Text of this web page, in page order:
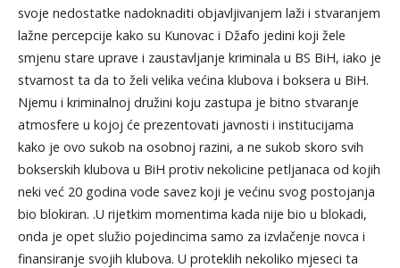
svoje nedostatke nadoknaditi objavljivanjem laži i stvaranjem
lažne percepcije kako su Kunovac i Džafo jedini koji žele
smjenu stare uprave i zaustavljanje kriminala u BS BiH, iako je
stvarnost ta da to želi velika većina klubova i boksera u BiH.
Njemu i kriminalnoj družini koju zastupa je bitno stvaranje
atmosfere u kojoj će prezentovati javnosti i institucijama
kako je ovo sukob na osobnoj razini, a ne sukob skoro svih
bokserskih klubova u BiH protiv nekolicine petljanaca od kojih
neki već 20 godina vode savez koji je većinu svog postojanja
bio blokiran. .U rijetkim momentima kada nije bio u blokadi,
onda je opet služio pojedincima samo za izvlačenje novca i
finansiranje svojih klubova. U proteklih nekoliko mjeseci ta